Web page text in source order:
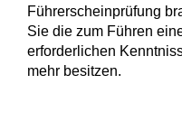
Führerscheinprüfung
Sie die zum Führen
erforderl ichen
mehr besitzen.